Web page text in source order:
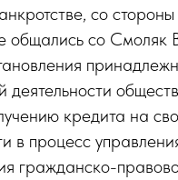
со
общались со
кредита на
в процесс
гражданско-